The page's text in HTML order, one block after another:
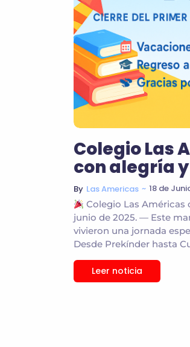
Colegio Las
con alegría
By Las Americas ~ 18 de
Colegio Las Américas
junio de 2025. — Este
vivieron una jornada
Desde Prekínder hasta
Leer noticia